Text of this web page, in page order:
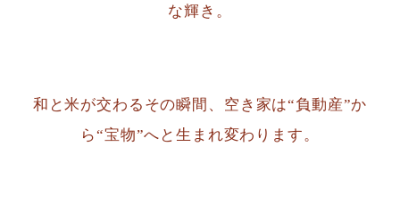
な輝き。
和と米が交わるその瞬間、空き家は“負動産”か
ら“宝物”へと生まれ変わります。